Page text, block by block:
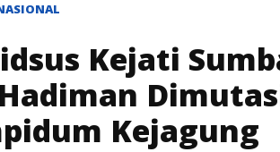
Kejati
Kejagung